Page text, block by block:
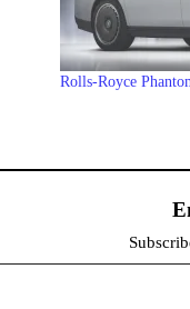
Rolls-Royce